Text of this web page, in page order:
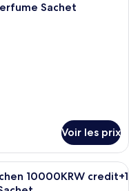
Sachet
Voir les prix
d’hôtel avec deux lits,
10000KRW credit+1